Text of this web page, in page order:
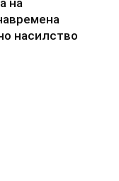
на
насилство